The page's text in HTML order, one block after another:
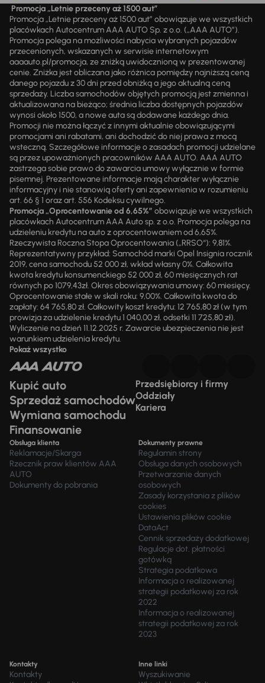
Promocja „Letnie przeceny aż 1500 aut”
Promocja „Letnie przeceny aż 1500 aut” obowiązuje we wszystkich
placówkach Autocentrum AAA AUTO Sp. z o.o. („AAA AUTO”).
Promocja polega na możliwości nabycia wybranych pojazdów
przecenionych, wskazanych w serwisie internetowym
aaaauto.pl/promocja, ze zniżką uwidocznioną w prezentowanej
cenie. Zniżka jest obliczana jako różnica pomiędzy najniższą ceną
danego pojazdu z 30 dni przed obniżką a jego aktualną ceną
sprzedaży. Liczba samochodów objętych promocją jest zmienna i
aktualizowana na bieżąco; średnia liczba dostępnych pojazdów
wynosi około 1500, a nowe auta są dodawane każdego dnia.
Promocji nie można łączyć z innymi aktualnie obowiązującymi
promocjami ani rabatami, ani dochodzić do niej prawa z mocą
wsteczną. Szczegółowe informacje o zasadach promocji udzielane
są przez upoważnionych pracowników AAA AUTO. AAA AUTO
zastrzega sobie prawo do zawarcia umowy wyłącznie w formie
pisemnej. Prezentowane informacje mają charakter wyłącznie
informacyjny i nie stanowią oferty ani zapewnienia w rozumieniu
art. 66 § 1 oraz art. 556 Kodeksu cywilnego.
Promocja „Oprocentowanie od 6,65%” obowiązuje we wszystkich
placówkach Autocentrum AAA Auto sp. z o.o. Promocja polega na
udzieleniu kredytu na auto z oprocentowaniem od 6,65%.
Rzeczywista Roczna Stopa Oprocentowania („RRSO“): 9,81%.
Reprezentatywny przykład: Samochód marki Opel Insignia rocznik
2019, cena samochodu 52 000 zł, wkład własny 0%. Całkowita
kwota kredytu konsumenckiego 52 000 zł, 60 miesięcznych rat
równych po 1079,43zł. Okres obowiązywania umowy: 60 miesięcy.
Oprocentowanie stałe w skali roku: 9,00%. Całkowita kwota do
zapłaty: 64 765,80 zł. Całkowity koszt kredytu: 12 765,80 zł (w tym
prowizja za udzielenie kredytu 1 040,00 zł, odsetki 11 725,80 zł).
Wyliczenie na dzień 11.12.2025 r. Zawarcie ubezpieczenia nie jest
warunkiem udzielenia kredytu.
Pokaż wszystko
Kupić auto
Sprzedaż samochodów
Wymiana samochodu
Finansowanie
Przedsiębiorcy i firmy
Oddziały
Kariera
Obsługa klienta
Reklamacje/Skarga
Rzecznik praw klientów AAA
AUTO
Dokumenty do pobrania
Dokumenty prawne
Regulamin strony
Obsługa danych osobowych
Przetwarzanie danych
osobowych
Zasady korzystania z plików
cookies
Ustawienia plików cookie
DataAct
Cennik sprzedaży dodatkowej
Regulacje dot. płatności
gotówką
Strategia podatkowa
Informacja o realizowanej
strategii podatkowej za rok
2022
Informacja o realizowanej
strategii podatkowej za rok
2023
Kontakty
Kontakty
Inne linki
Wyszukiwanie